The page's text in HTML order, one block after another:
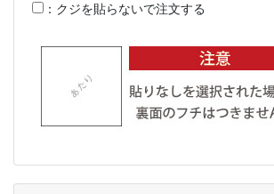
： クジを貼らないで注文する